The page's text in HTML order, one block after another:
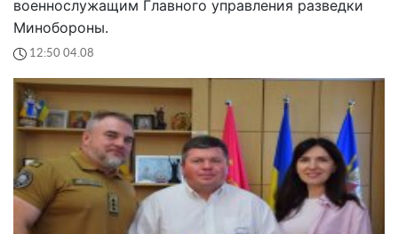
военнослужащим Главного управления разведки
Минобороны.
12:50 04.08